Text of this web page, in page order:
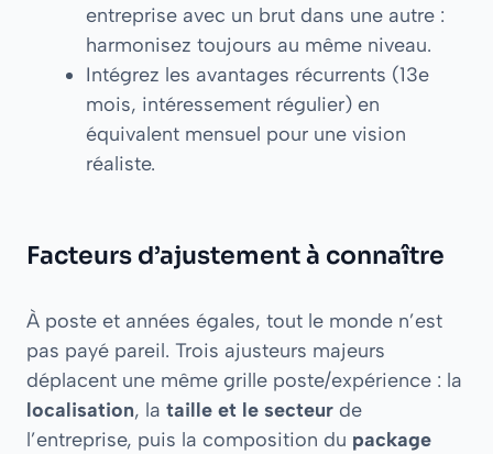
entreprise avec un brut dans une autre :
harmonisez toujours au même niveau.
Intégrez les avantages récurrents (13e
mois, intéressement régulier) en
équivalent mensuel pour une vision
réaliste.
Facteurs d’ajustement à connaître
À poste et années égales, tout le monde n’est
pas payé pareil. Trois ajusteurs majeurs
déplacent une même grille poste/expérience : la
localisation, la taille et le secteur de
l’entreprise, puis la composition du package